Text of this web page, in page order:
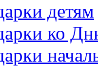
детям
ко